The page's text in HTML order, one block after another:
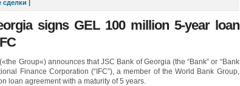
сделки |
signs GEL 100 million 5-year loan
Group«) announces that JSC Bank of Georgia (the “Bank” or “Bank
Finance Corporation (“IFC”), a member of the World Bank Group,
loan agreement with a maturity of 5 years.